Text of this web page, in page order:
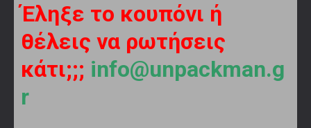
Έληξε το κουπόνι ή
θέλεις να ρωτήσεις
κάτι;;; info@unpackman.g
r